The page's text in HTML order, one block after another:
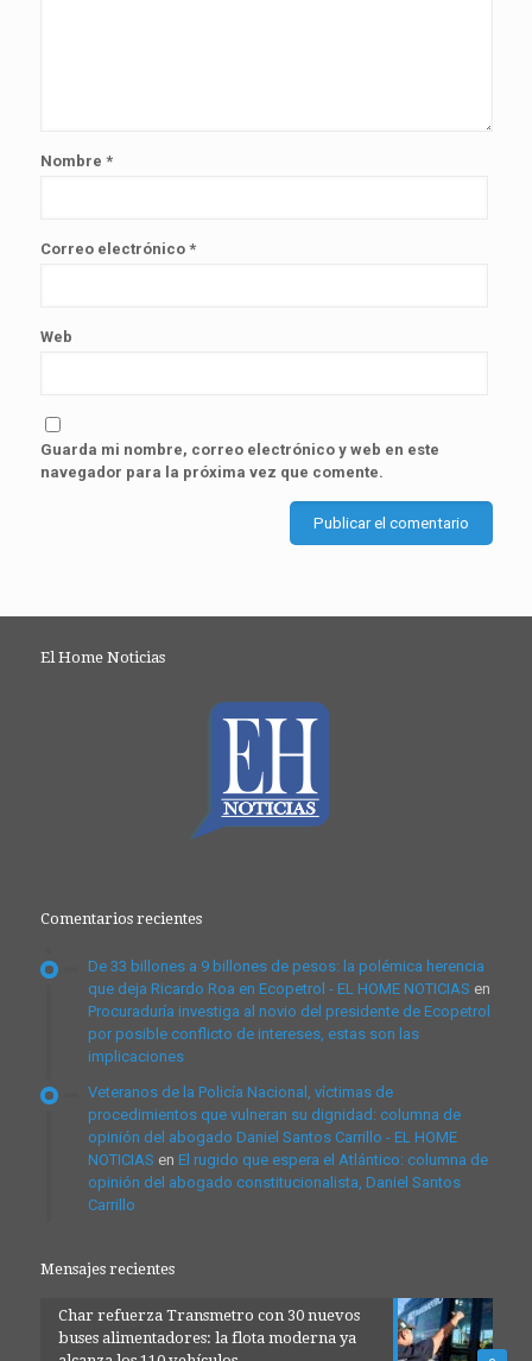
Nombre *
Correo electrónico *
Web
Guarda mi nombre, correo electrónico y web en este
navegador para la próxima vez que comente.
El Home Noticias
Comentarios recientes
De 33 billones a 9 billones de pesos: la polémica herencia
que deja Ricardo Roa en Ecopetrol - EL HOME NOTICIAS en
Procuraduría investiga al novio del presidente de Ecopetrol
por posible conflicto de intereses, estas son las
implicaciones
Veteranos de la Policía Nacional, víctimas de
procedimientos que vulneran su dignidad: columna de
opinión del abogado Daniel Santos Carrillo - EL HOME
NOTICIAS en El rugido que espera el Atlántico: columna de
opinión del abogado constitucionalista, Daniel Santos
Carrillo
Mensajes recientes
Char refuerza Transmetro con 30 nuevos
buses alimentadores: la flota moderna ya